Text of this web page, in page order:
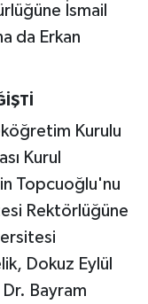
İsmail
da Erkan
Kurulu
Kurul
Topcuoğlu'nu
Rektörlüğüne
Dokuz Eylül
Bayram